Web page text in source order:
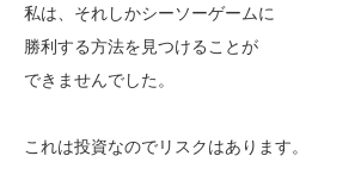
私は、それしかシーソーゲームに
勝利する方法を見つけることが
できませんでした。
これは投資なのでリスクはあります。